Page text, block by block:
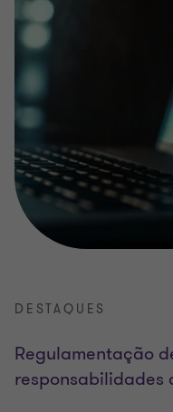
DESTAQUES
Regulamentação
responsabilidades